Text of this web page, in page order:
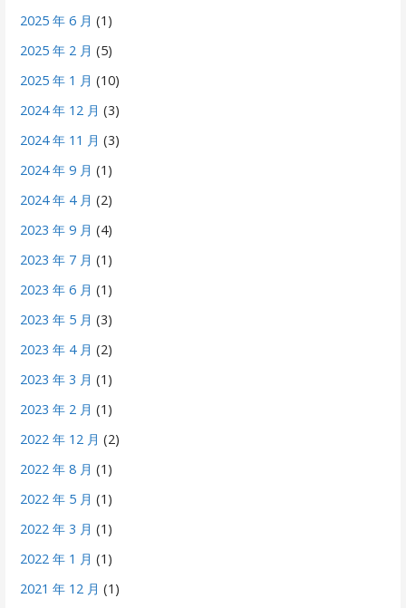
2025 年 6 月 (1)
2025 年 2 月 (5)
2025 年 1 月 (10)
2024 年 12 月 (3)
2024 年 11 月 (3)
2024 年 9 月 (1)
2024 年 4 月 (2)
2023 年 9 月 (4)
2023 年 7 月 (1)
2023 年 6 月 (1)
2023 年 5 月 (3)
2023 年 4 月 (2)
2023 年 3 月 (1)
2023 年 2 月 (1)
2022 年 12 月 (2)
2022 年 8 月 (1)
2022 年 5 月 (1)
2022 年 3 月 (1)
2022 年 1 月 (1)
2021 年 12 月 (1)